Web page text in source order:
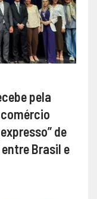
pela
de
Brasil e